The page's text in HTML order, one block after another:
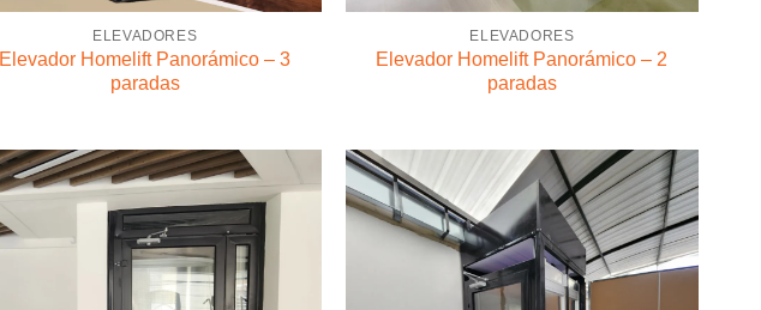
ELEVADORES
Elevador Homelift Panorámico – 3
paradas
ELEVADORES
Elevador Homelift Panorámico – 2
paradas